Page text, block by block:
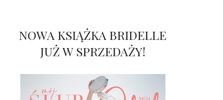
NOWA KSIĄŻKA BRIDELLE
JUŻ W SPRZEDAŻY!